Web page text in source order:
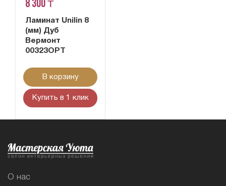
8 300 ₸
Ламинат Unilin 8
(мм) Дуб
Вермонт
00323OPT
В корзину
Купить в 1 клик
О нас